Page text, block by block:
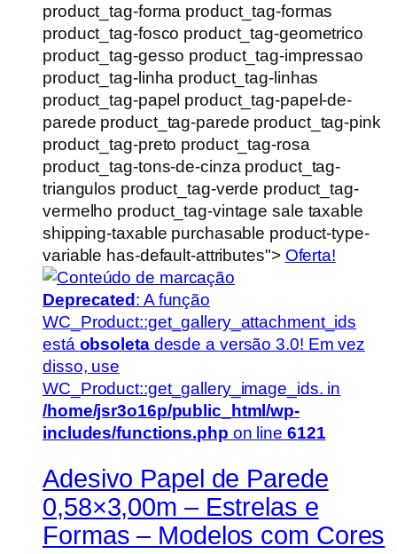
product_tag-forma product_tag-formas
product_tag-fosco product_tag-geometrico
product_tag-gesso product_tag-impressao
product_tag-linha product_tag-linhas
product_tag-papel product_tag-papel-de-
parede product_tag-parede product_tag-pink
product_tag-preto product_tag-rosa
product_tag-tons-de-cinza product_tag-
triangulos product_tag-verde product_tag-
vermelho product_tag-vintage sale taxable
shipping-taxable purchasable product-type-
variable has-default-attributes"> Oferta!
Deprecated: A função
WC_Product::get_gallery_attachment_ids
está obsoletadesde a versão 3.0! Em vez
disso, use
WC_Product::get_gallery_image_ids. in
/home/jsr3o16p/public_html/wp-
includes/functions.php on line 6121
Adesivo Papel de Parede
0,58×3,00m – Estrelas e
Formas – Modelos com Cores